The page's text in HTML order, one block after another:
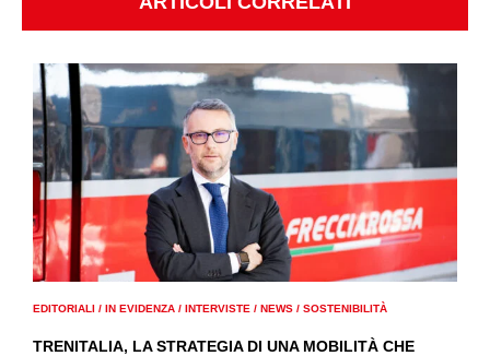
EDITORIALI / IN EVIDENZA / INTERVISTE / NEWS / SOSTENIBILITÀ
TRENITALIA, LA STRATEGIA DI UNA MOBILITÀ CHE